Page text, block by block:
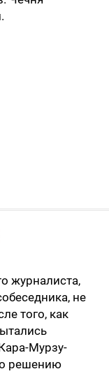
журналиста,
не
того, как
Мурзу-
решению